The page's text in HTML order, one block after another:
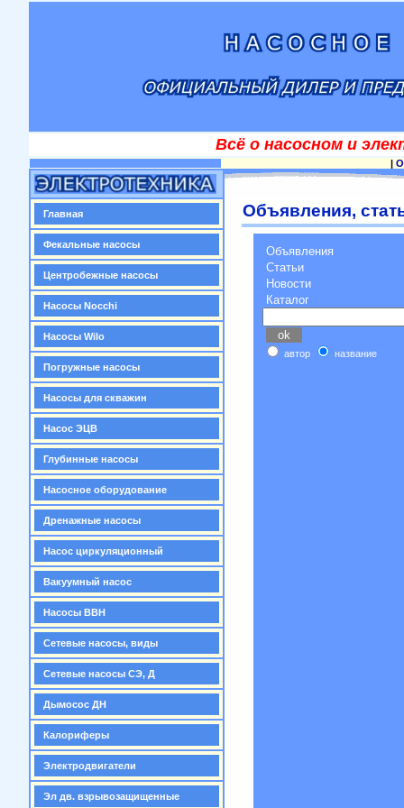
Всё о насосном и
|
Главная
Фекальные насосы
Центробежные насосы
Насосы Nocchi
Насосы Wilo
Погружные насосы
Насосы для скважин
Насос ЭЦВ
Глубинные насосы
Насосное оборудование
Дренажные насосы
Насос циркуляционный
Вакуумный насос
Насосы ВВН
Сетевые насосы, виды
Сетевые насосы СЭ, Д
Дымосос ДН
Калориферы
Электродвигатели
Эл дв. взрывозащищенные
Объявления,
Объявления
Статьи
Новости
Каталог
автор название